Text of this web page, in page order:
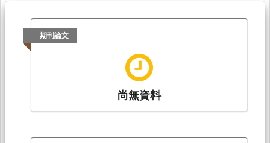
期刊論文
尚無資料